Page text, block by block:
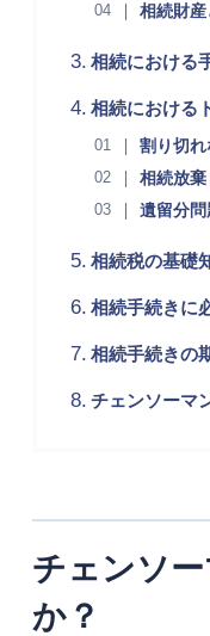
相続財産
相続における
相続における
割り切
相続放棄
遺留分問
相続税の基礎
相続手続きに
相続手続きの
チェンソーマ
チェンソ
か？